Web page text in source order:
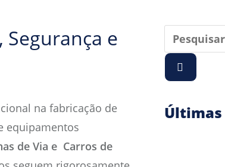
Segurança e
na fabricação de
equipamentos
de Via e Carros de
Últimas